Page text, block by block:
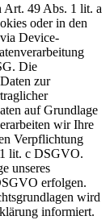
Art. 49 Abs. 1 lit. a
oder in den
Device-
Die
zur
auf Grundlage
wir Ihre
Verpflichtung
lit. c DSGVO.
unseres
erfolgen.
wird
informiert.